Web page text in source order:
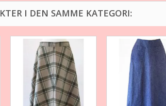
I DEN SAMME KATEGORI: